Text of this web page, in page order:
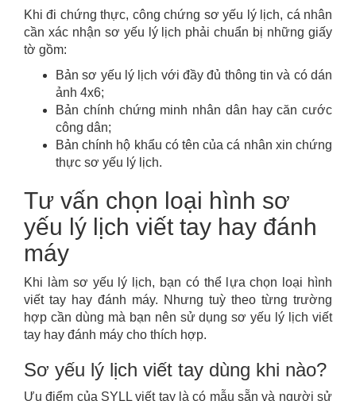
Khi đi chứng thực, công chứng sơ yếu lý lịch, cá nhân
cần xác nhận sơ yếu lý lịch phải chuẩn bị những giấy
tờ gồm:
Bản sơ yếu lý lịch với đầy đủ thông tin và có dán
ảnh 4x6;
Bản chính chứng minh nhân dân hay căn cước
công dân;
Bản chính hộ khẩu có tên của cá nhân xin chứng
thực sơ yếu lý lịch.
Tư vấn chọn loại hình sơ
yếu lý lịch viết tay hay đánh
máy
Khi làm sơ yếu lý lịch, bạn có thể lựa chọn loại hình
viết tay hay đánh máy. Nhưng tuỳ theo từng trường
hợp cần dùng mà bạn nên sử dụng sơ yếu lý lịch viết
tay hay đánh máy cho thích hợp.
Sơ yếu lý lịch viết tay dùng khi nào?
Ưu điểm của SYLL viết tay là có mẫu sẵn và người sử